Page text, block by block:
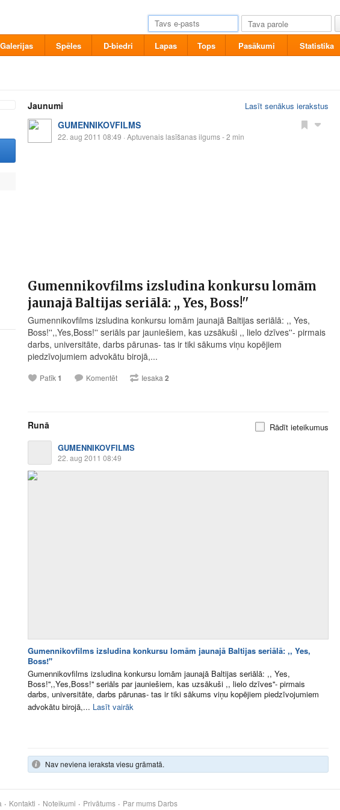
Galerijas Spēles D-biedri Lapas Tops Pasākumi Statistika
Jaunumi Lasīt senākus ierakstus
GUMENNIKOVFILMS
22. aug 2011 08:49 · Aptuvenais lasīšanas ilgums - 2 min
Gumennikovfilms izsludina konkursu lomām
jaunajā Baltijas seriālā: ,, Yes, Boss!''
Gumennikovfilms izsludina konkursu lomām jaunajā Baltijas seriālā: ,, Yes,
Boss!'',,Yes,Boss!'' seriāls par jauniešiem, kas uzsākuši ,, lielo dzīves''- pirmais
darbs, universitāte, darbs pārunas- tas ir tiki sākums viņu kopējiem
piedzīvojumiem advokātu birojā,...
Patīk1 Komentēt Iesaka 2
Runā
Rādīt ieteikumus
GUMENNIKOVFILMS
22. aug 2011 08:49
Gumennikovfilms izsludina konkursu lomām jaunajā Baltijas seriālā: ,, Yes,
Boss!''
Gumennikovfilms izsludina konkursu lomām jaunajā Baltijas seriālā: ,, Yes,
Boss!'',,Yes,Boss!'' seriāls par jauniešiem, kas uzsākuši ,, lielo dzīves''- pirmais
darbs, universitāte, darbs pārunas- tas ir tiki sākums viņu kopējiem piedzīvojumiem
advokātu birojā,... Lasīt vairāk
Nav neviena ieraksta viesu grāmatā.
Kontakti Noteikumi Privātums Par mums Darbs